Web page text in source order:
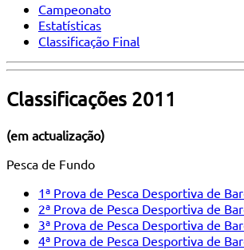
Campeonato
Estatísticas
Classificação Final
Classificações 2011
(em actualização)
Pesca de Fundo
1ª Prova de Pesca Desportiva de
2ª Prova de Pesca Desportiva de
3ª Prova de Pesca Desportiva de
4ª Prova de Pesca Desportiva de